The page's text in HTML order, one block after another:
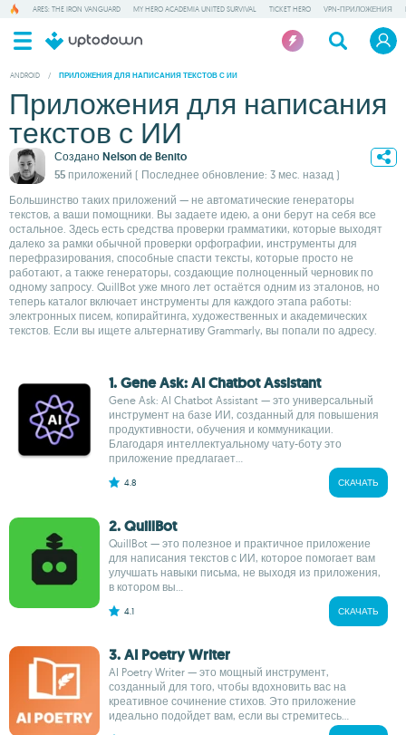
ARES: THE IRON VANGUARD MY HERO ACADEMIA UNITED SURVIVAL TICKET HERO VPN-ПРИЛОЖЕНИЯ
ANDROID / ПРИЛОЖЕНИЯ ДЛЯ НАПИСАНИЯ ТЕКСТОВ С ИИ
Приложения для написания
текстов с ИИ
Создано Nelson de Benito
55 приложений ( Последнее обновление: 3 мес. назад )
Большинство таких приложений — не автоматические генераторы
текстов, а ваши помощники. Вы задаете идею, а они берут на себя все
остальное. Здесь есть средства проверки грамматики, которые выходят
далеко за рамки обычной проверки орфографии, инструменты для
перефразирования, способные спасти тексты, которые просто не
работают, а также генераторы, создающие полноценный черновик по
одному запросу. QuillBot уже много лет остаётся одним из эталонов, но
теперь каталог включает инструменты для каждого этапа работы:
электронных писем, копирайтинга, художественных и академических
текстов. Если вы ищете альтернативу Grammarly, вы попали по адресу.
1. Gene Ask: AI Chatbot Assistant
Gene Ask: AI Chatbot Assistant — это универсальный
инструмент на базе ИИ, созданный для повышения
продуктивности, обучения и коммуникации.
Благодаря интеллектуальному чату-боту это
приложение предлагает...
4.8 СКАЧАТЬ
2. QuillBot
QuillBot — это полезное и практичное приложение
для написания текстов с ИИ, которое помогает вам
улучшать навыки письма, не выходя из приложения,
в котором вы...
4.1 СКАЧАТЬ
3. AI Poetry Writer
AI Poetry Writer — это мощный инструмент,
созданный для того, чтобы вдохновить вас на
креативное сочинение стихов. Это приложение
идеально подойдет вам, если вы стремитесь...